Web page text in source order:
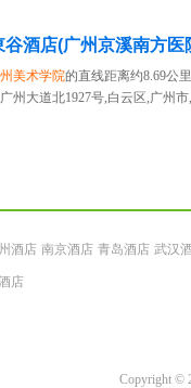
谷酒店(广州京溪南方医
美术学院的直线距离约8.69公里
州大道北1927号,白云区,广州
酒店 南京酒店 青岛酒店 武汉
店
Copyright ©